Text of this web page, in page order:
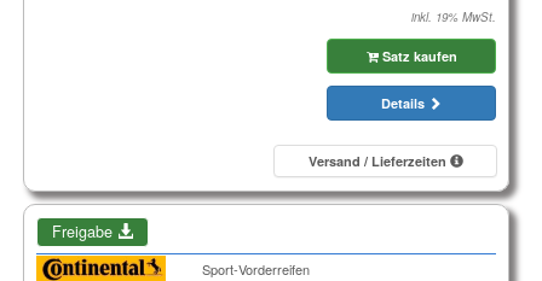
inkl. 19% MwSt.
Satz kaufen
Details
Versand / Lieferzeiten
Freigabe
Sport-Vorderreifen